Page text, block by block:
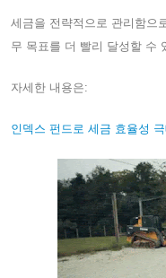
세금을 전략적으로 관리함으
무 목표를 더 빨리 달성할 수
자세한 내용은:
인덱스 펀드로 세금 효율성